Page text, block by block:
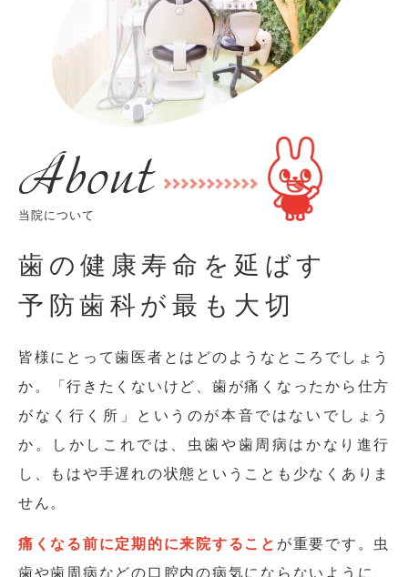
About
当院について
歯の健康寿命を延ばす
予防歯科が最も大切
皆様にとって歯医者とはどのようなところでしょう
か。
「行きたくないけど、歯が痛くなったから仕方
がなく行く所」というのが本音ではないでしょう
か。
しかしこれでは、虫歯や歯周病はかなり進行
し、もはや手遅れの状態ということも少なくありま
せん。
痛くなる前に定期的に来院すること が重要です。 虫
歯や歯周病などの口腔内の病気にならないように、